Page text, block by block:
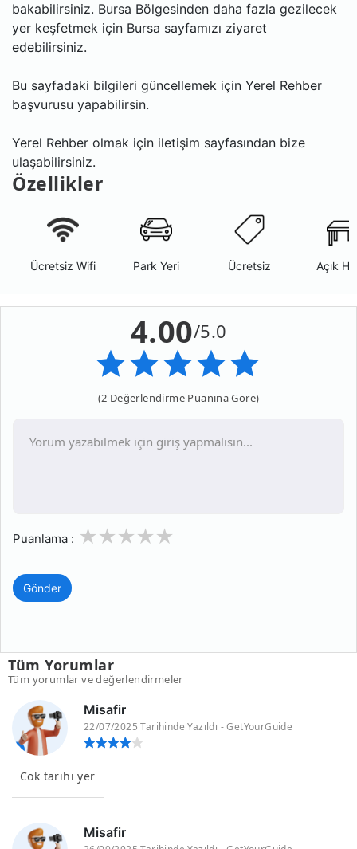
bakabilirsiniz. Bursa Bölgesinden daha fazla gezilecek
yer keşfetmek için Bursa sayfamızı ziyaret
edebilirsiniz.
Bu sayfadaki bilgileri güncellemek için Yerel Rehber
başvurusu yapabilirsin.
Yerel Rehber olmak için iletişim sayfasından bize
ulaşabilirsiniz.
Özellikler
Ücretsiz Wifi Park Yeri Ücretsiz Açık
4.00/5.0
(2 Değerlendirme Puanına Göre)
Puanlama : 3
2
1
Gönder
Tüm Yorumlar
Tüm yorumlar ve değerlendirmeler
Misafir
22/07/2025 Tarihinde Yazıldı - GetYourGuide
Cok tarıhı yer
Misafir